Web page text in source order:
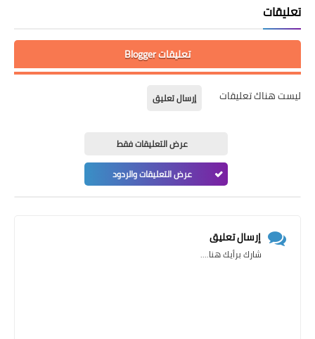
تعليقات
تعليقات Blogger
ليست هناك تعليقات إرسال تعليق
عرض التعليقات فقط
عرض التعليقات والردود
إرسال تعليق
شارك برأيك هنا....